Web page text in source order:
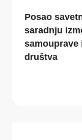
Posao
saradnju
samouprave
društva